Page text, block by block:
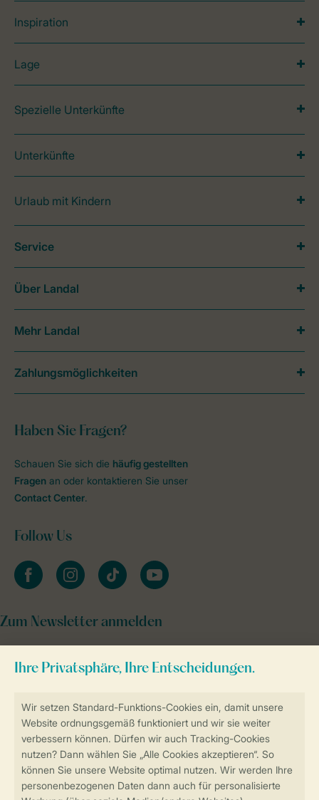
Sicher und schnell zur Online-Buchung
Sichere Datenübertragung
Sicheres Bezahlen
Inspiration
Lage
Spezielle Unterkünfte
Unterkünfte
Urlaub mit Kindern
Haben Sie Fragen?
Schauen Sie sich die häufig gestellten
Fragen an oder kontaktieren Sie unser
Contact Center.
Follow Us
facebookinstagramtiktok youtube
Zum Newsletter anmelden
Service
Über Landal
Mehr Landal
Zahlungsmöglichkeiten